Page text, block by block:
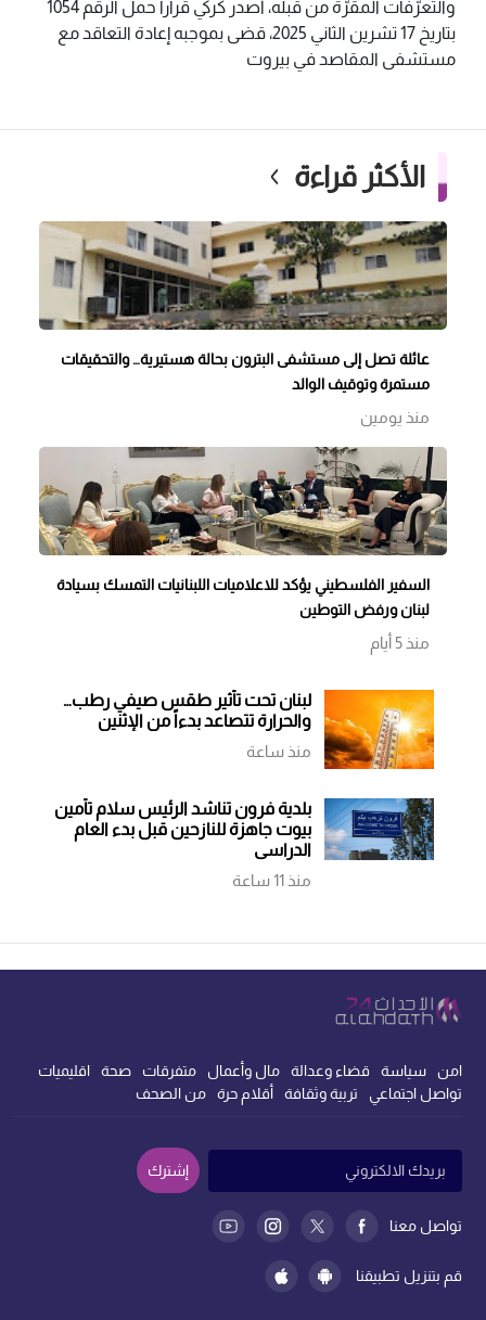
والتعرّفات المقرّة من قبله، أصدر كركي قراراً حمل الرقم 1054
بتاريخ 17 تشرين الثاني 2025، قضى بموجبه إعادة التعاقد مع
مستشفى المقاصد في بيروت
الأكثر قراءة
عائلة تصل إلى مستشفى البترون بحالة هستيرية… والتحقيقات
مستمرة وتوقيف الوالد
منذ يومين
السفير الفلسطيني يؤكد للاعلاميات اللبنانيات التمسك بسيادة
لبنان ورفض التوطين
منذ 5 أيام
لبنان تحت تأثير طقس صيفي رطب…
والحرارة تتصاعد بدءاً من الإثنين
منذ ساعة
بلدية فرون تناشد الرئيس سلام تأمين
بيوت جاهزة للنازحين قبل بدء العام
الدراسي
منذ 11 ساعة
امن سياسة قضاء وعدالة مال وأعمال متفرقات صحة
اقليميات
تواصل اجتماعي
تربية وثقافة أقلام حرة من الصحف
قم بتنزيل تطبيقنا
تواصل معنا
إشترك